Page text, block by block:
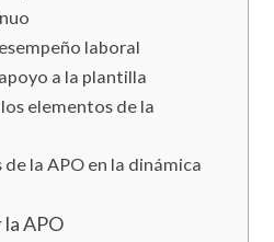
laboral
a la plantilla
elementos de la
la APO en la dinámica
la APO